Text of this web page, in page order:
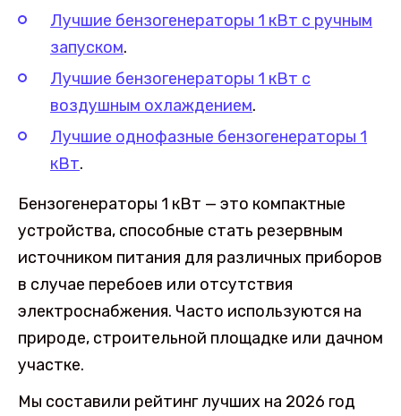
Лучшие бензогенераторы 1 кВт с ручным
запуском.
Лучшие бензогенераторы 1 кВт с
воздушным охлаждением.
Лучшие однофазные бензогенераторы 1
кВт.
Бензогенераторы 1 кВт — это компактные
устройства, способные стать резервным
источником питания для различных приборов
в случае перебоев или отсутствия
электроснабжения. Часто используются на
природе, строительной площадке или дачном
участке.
Мы составили рейтинг лучших на 2026 год